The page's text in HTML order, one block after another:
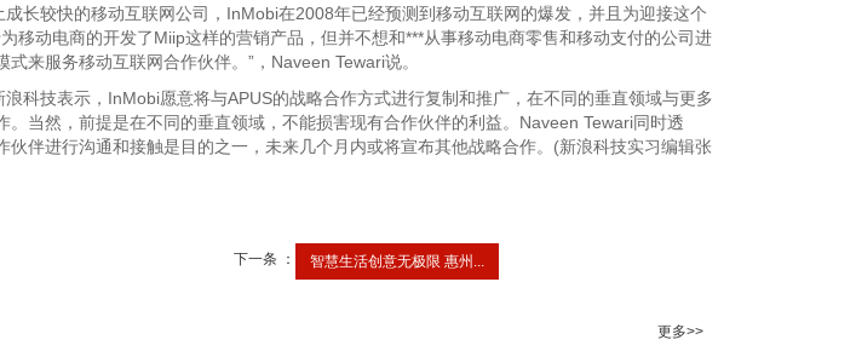
较快的移动互联网公司，InMobi在2008年已经预测到移动互联网的爆发，并且为迎接这个
移动电商的开发了Miip这样的营销产品，但并不想和***从事移动电商零售和移动支付的公司进
来服务移动互联网合作伙伴。”，Naveen Tewari说。
技表示，InMobi愿意将与APUS的战略合作方式进行复制和推广，在不同的垂直领域与更多
。当然，前提是在不同的垂直领域，不能损害现有合作伙伴的利益。Naveen Tewari同时透
伙伴进行沟通和接触是目的之一，未来几个月内或将宣布其他战略合作。(新浪科技实习编辑张
下一条 ： 智慧生活创意无极限 惠州...
更多>>